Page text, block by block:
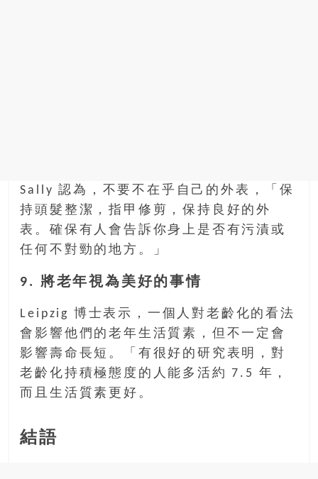
Sally 認為，不要不在乎自己的外表，「保
持頭髮整潔，指甲修剪，保持良好的外
表。確保有人會告訴你身上是否有污漬或
任何不對勁的地方。」
9. 將老年視為美好的事情
Leipzig 博士表示，一個人對老齡化的看法
會影響他們的老年生活質素，但不一定會
影響壽命長短。「有很好的研究表明，對
老齡化持積極態度的人能多活約 7.5 年，
而且生活質素更好。
結語